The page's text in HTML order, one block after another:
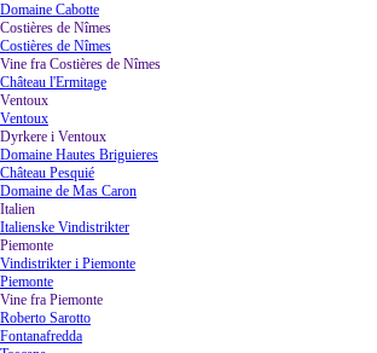
Domaine Cabotte
Costières de Nîmes
Costières de Nîmes
Vine fra Costières de Nîmes
Château l'Ermitage
Ventoux
Ventoux
Dyrkere i Ventoux
Domaine Hautes Briguieres
Château Pesquié
Domaine de Mas Caron
Italien
Italienske Vindistrikter
Piemonte
Vindistrikter i Piemonte
Piemonte
Vine fra Piemonte
Roberto Sarotto
Fontanafredda